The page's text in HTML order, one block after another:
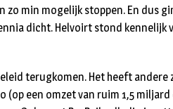
min mogelijk stoppen. En dus
dicht. Helvoirt stond kennelijk
terugkomen. Het heeft andere
(op een omzet van ruim 1,5